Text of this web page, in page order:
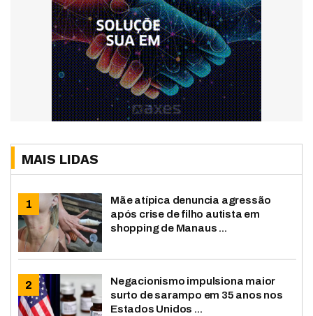
MAIS LIDAS
Mãe atípica denuncia agressão
após crise de filho autista em
shopping de Manaus ...
Negacionismo impulsiona maior
surto de sarampo em 35 anos nos
Estados Unidos ...